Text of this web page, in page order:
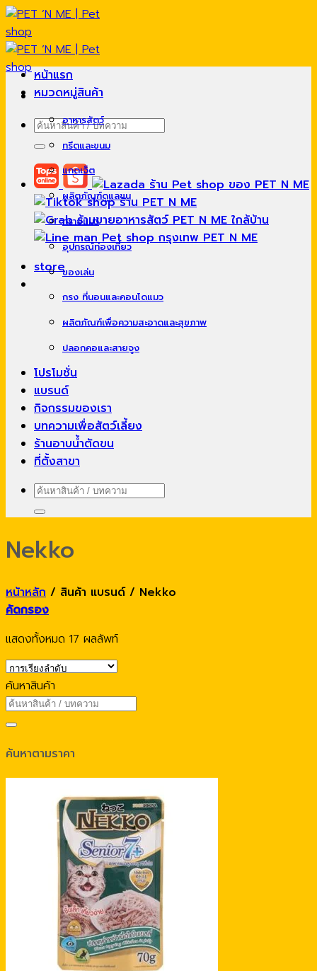
Skip
to
content
ค้นหา:
store
หน้าแรก
หมวดหมู่สินค้า
อาหารสัตว์
ทรีตและขนม
แกดเจ็ต
ผลิตภัณฑ์ดูแลขน
ทรายแมว
อุปกรณ์ท่องเที่ยว
ของเล่น
กรง ที่นอนและคอนโดแมว
ผลิตภัณฑ์เพื่อความสะอาดและสุขภาพ
ปลอกคอและสายจูง
โปรโมชั่น
แบรนด์
กิจกรรมของเรา
บทความเพื่อสัตว์เลี้ยง
ร้านอาบน้ำตัดขน
ที่ตั้งสาขา
ค้นหา:
Nekko
หน้าหลัก / สินค้า แบรนด์ / Nekko
คัดกรอง
แสดงทั้งหมด 17 ผลลัพท์
ค้นหาสินค้า
ค้นหาตามราคา